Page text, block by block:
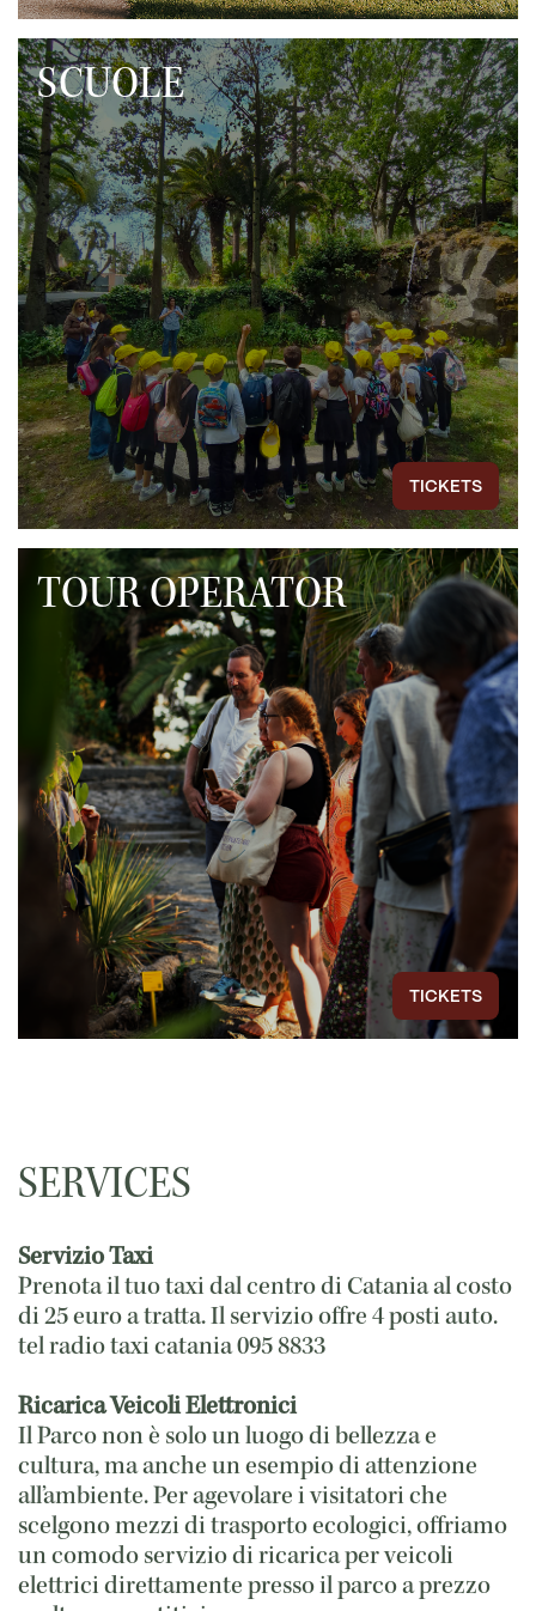
TICKETS
SCUOLE
TICKETS
TOUR OPERATOR
SERVICES
Servizio Taxi
Prenota il tuo taxi dal centro di Catania al costo
di 25 euro a tratta. Il servizio offre 4 posti auto.
tel radio taxi catania 095 8833
Ricarica Veicoli Elettronici
Il Parco non è solo un luogo di bellezza e
cultura, ma anche un esempio di attenzione
all’ambiente. Per agevolare i visitatori che
scelgono mezzi di trasporto ecologici, offriamo
un comodo servizio di ricarica per veicoli
elettrici direttamente presso il parco a prezzo